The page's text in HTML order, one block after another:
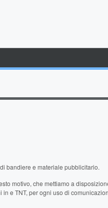
bandiere e materiale pubblicitario.
motivo, che mettiamo a
e TNT, per ogni uso di